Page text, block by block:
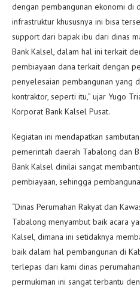
dengan pembangunan ekonomi di
infrastruktur khususnya ini bisa
support dari bapak ibu dari dinas
Bank Kalsel, dalam hal ini terkait
pembiayaan dana terkait dengan
penyelesaian pembangunan yang
kontraktor, seperti itu,” ujar Yugo
Korporat Bank Kalsel Pusat.
Kegiatan ini mendapatkan
pemerintah daerah Tabalong dan
Bank Kalsel dinilai sangat
pembiayaan, sehingga
“Dinas Perumahan Rakyat dan
Tabalong menyambut baik acara
Kalsel, dimana ini setidaknya
baik dalam hal pembangunan di
terlepas dari kami dinas
permukiman ini sangat terbantu